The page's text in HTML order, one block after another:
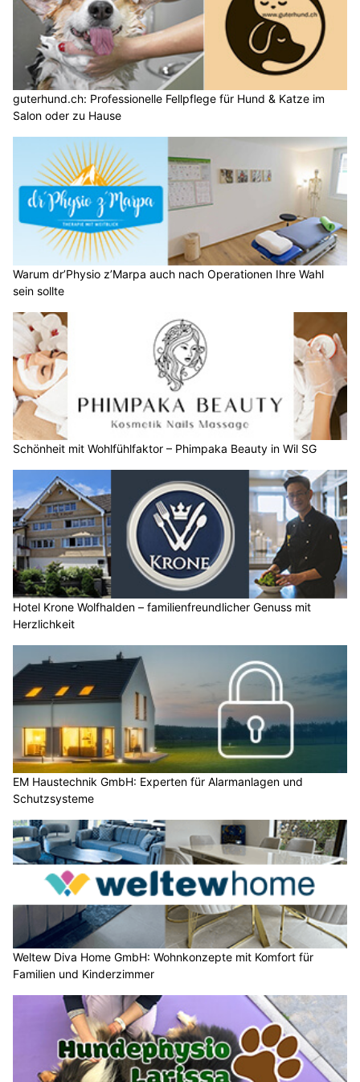
guterhund.ch: Professionelle Fellpflege für Hund & Katze im
Salon oder zu Hause
Warum dr’Physio z’Marpa auch nach Operationen Ihre Wahl
sein sollte
Schönheit mit Wohlfühlfaktor – Phimpaka Beauty in Wil SG
Hotel Krone Wolfhalden – familienfreundlicher Genuss mit
Herzlichkeit
EM Haustechnik GmbH: Experten für Alarmanlagen und
Schutzsysteme
Weltew Diva Home GmbH: Wohnkonzepte mit Komfort für
Familien und Kinderzimmer